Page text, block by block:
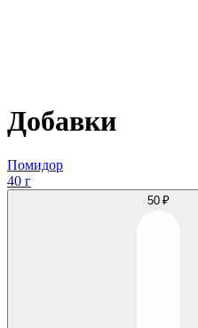
Добавки
Помидор
40 г
50 ₽